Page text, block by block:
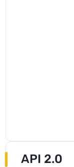
API 2.0